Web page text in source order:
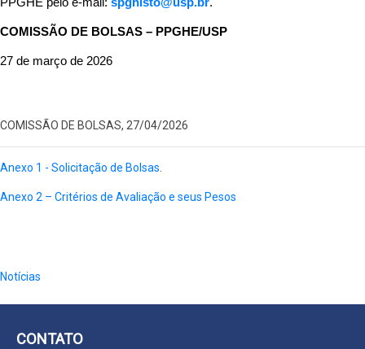
COMISSÃO DE BOLSAS – PPGHE/USP
27 de março de 2026
COMISSÃO DE BOLSAS, 27/04/2026
Anexo 1 - Solicitação de Bolsas
Anexo 2 – Critérios de Avaliação e seus Pesos
Notícias
CONTATO